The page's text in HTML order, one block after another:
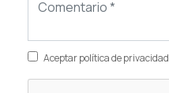
Aceptar política de privacidad